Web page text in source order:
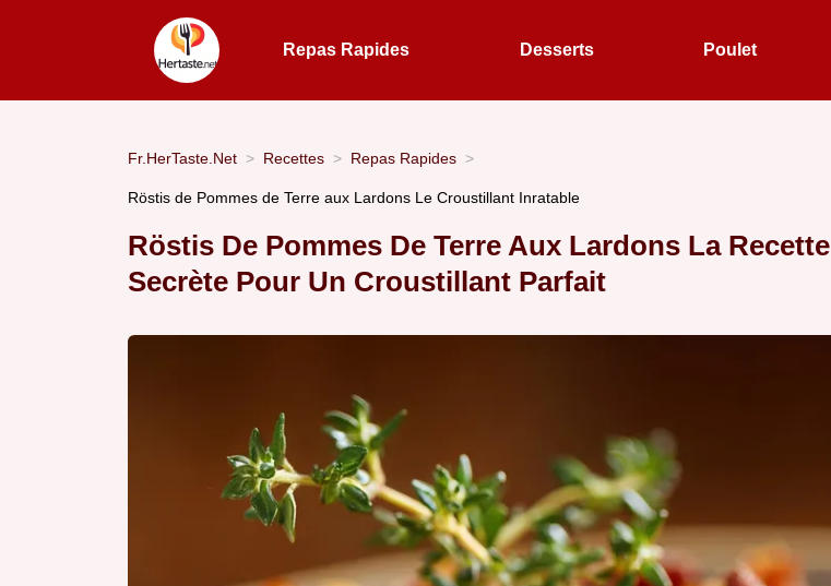
Repas Rapides Desserts Poulet
Fr.HerTaste.Net Recettes Repas Rapides
Röstis de Pommes de Terre aux Lardons Le Croustillant Inratable
Röstis De Pommes De Terre Aux Lardons La Recette
Secrète Pour Un Croustillant Parfait